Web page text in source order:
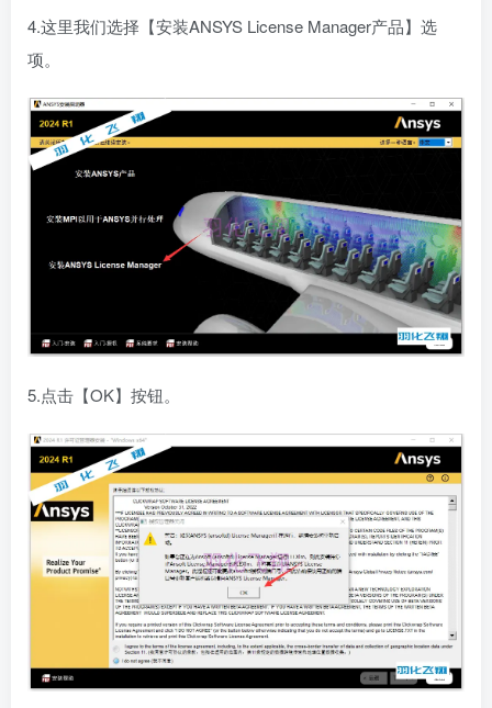
4.这里我们选择【安装ANSYS License Manager产品】选
项。
5.点击【OK】按钮。